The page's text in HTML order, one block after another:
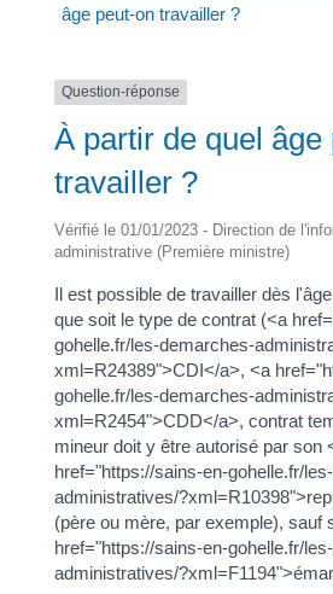
âge peut-on travailler ?
Question-réponse
À partir de quel âge
travailler ?
Vérifié le 01/01/2023 - Direction de
administrative (Première ministre)
Il est possible de travailler dès
que soit le type de contrat (<a
gohelle.fr/les-demarches-
xml=R24389">CDI</a>, <a
gohelle.fr/les-demarches-
xml=R2454">CDD</a>, contrat
mineur doit y être autorisé par son
href="https://sains-en-gohelle.fr/
administratives/
(père ou mère, par exemple), sauf
href="https://sains-en-gohelle.fr/
administratives/